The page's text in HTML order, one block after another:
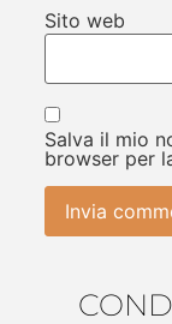
Sito web
Salva il mio
browser per